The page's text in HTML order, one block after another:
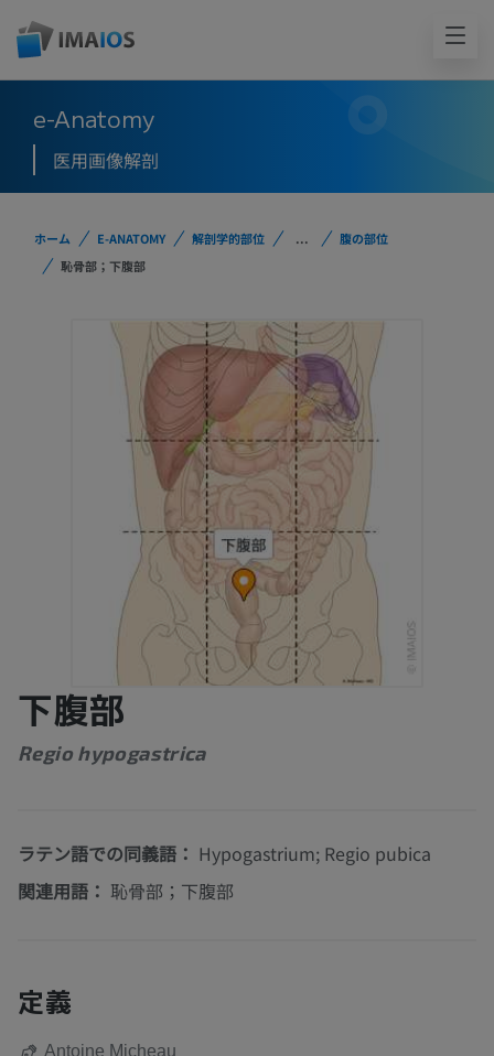
e-Anatomy
医用画像解剖
ホーム E-ANATOMY 解剖学的部位 ...
腹の部位
恥骨部；下腹部
下腹部
Regio hypogastrica
ラテン語での同義語： Hypogastrium; Regio pubica
関連用語： 恥骨部；下腹部
定義
Antoine Micheau